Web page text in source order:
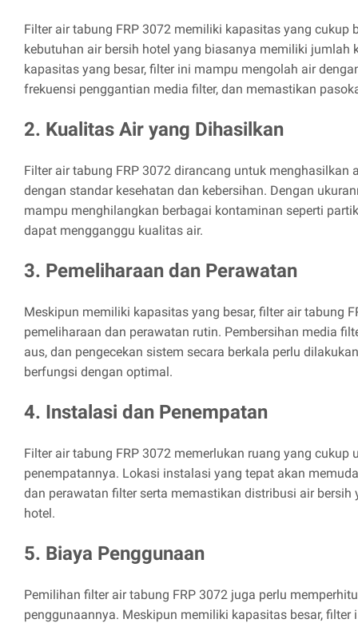
Filter air tabung FRP 3072 memiliki kapasitas yang cukup
kebutuhan air bersih hotel yang biasanya memiliki jumlah
kapasitas yang besar, filter ini mampu mengolah air
frekuensi penggantian media filter, dan memastikan
2. Kualitas Air yang Dihasilkan
Filter air tabung FRP 3072 dirancang untuk menghasilkan
dengan standar kesehatan dan kebersihan. Dengan
mampu menghilangkan berbagai kontaminan seperti
dapat mengganggu kualitas air.
3. Pemeliharaan dan Perawatan
Meskipun memiliki kapasitas yang besar, filter air tabung
pemeliharaan dan perawatan rutin. Pembersihan media
aus, dan pengecekan sistem secara berkala perlu
berfungsi dengan optimal.
4. Instalasi dan Penempatan
Filter air tabung FRP 3072 memerlukan ruang yang cukup
penempatannya. Lokasi instalasi yang tepat akan
dan perawatan filter serta memastikan distribusi air bersih
hotel.
5. Biaya Penggunaan
Pemilihan filter air tabung FRP 3072 juga perlu
penggunaannya. Meskipun memiliki kapasitas besar, filter